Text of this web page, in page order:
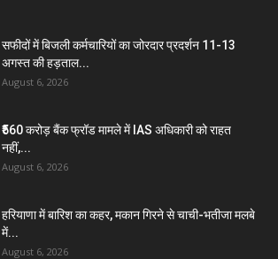
सफीदों में बिजली कर्मचारियों का जोरदार प्रदर्शन 11-13
अगस्त की हड़ताल...
August 6, 2026
₹560 करोड़ बैंक फ्रॉड मामले में IAS अधिकारी को राहत
नहीं,...
August 6, 2026
हरियाणा में बारिश का कहर, मकान गिरने से चाची-भतीजा मलबे
में...
August 6, 2026